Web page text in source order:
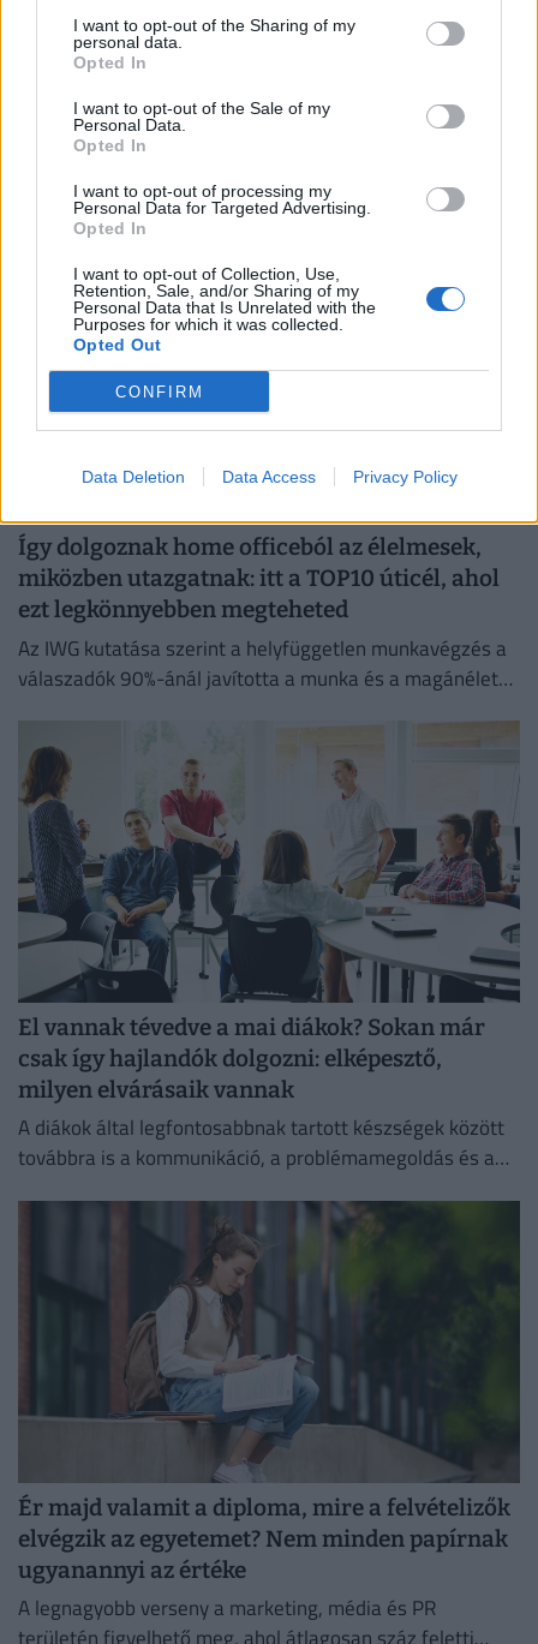
I want to opt-out of the Sharing of my
personal data.
Opted In
I want to opt-out of the Sale of my
Personal Data.
Opted In
I want to opt-out of processing my
Personal Data for Targeted Advertising.
Opted In
I want to opt-out of Collection, Use,
Retention, Sale, and/or Sharing of my
Personal Data that Is Unrelated with the
Purposes for which it was collected.
Opted Out
CONFIRM
Data Deletion Data Access Privacy Policy
Kiderült, ekkora fizetéssel már jómódúnak
számítasz Magyarországon: tágul az olló
gazdag és szegény között
számok mögött továbbra is jelentős jövedelmi
különbségek húzódnak meg.
Így dolgoznak home officeból az élelmesek,
miközben utazgatnak: itt a TOP10 úticél, ahol
ezt legkönnyebben megteheted
Az IWG kutatása szerint a helyfüggetlen munkavégzés a
válaszadók 90%-ánál javította a munka és a magánélet
El vannak tévedve a mai diákok? Sokan már
csak így hajlandók dolgozni: elképesztő,
milyen elvárásaik vannak
A diákok által legfontosabbnak tartott készségek között
továbbra is a kommunikáció, a problémamegoldás és a
Ér majd valamit a diploma, mire a felvételizők
elvégzik az egyetemet? Nem minden papírnak
ugyanannyi az értéke
A legnagyobb verseny a marketing, média és PR